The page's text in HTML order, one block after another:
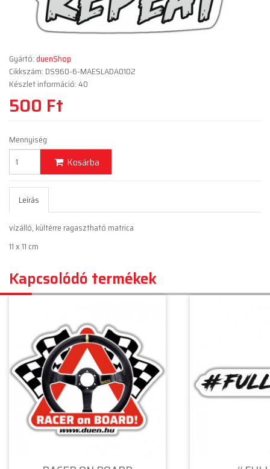
Gyártó:duenShop
Cikkszám: DS960-6-MAESLADA0102
Készlet információ: 40
500 Ft
Mennyiség
Kosárba
Leírás
vízálló, kültérre ragasztható matrica
11 x 11 cm
Kapcsolódó termékek